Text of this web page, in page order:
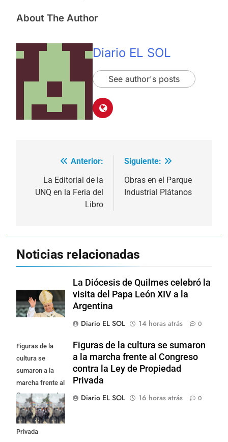
About The Author
Diario EL SOL
See author's posts
Navegación
entradas
Anterior:
La Editorial de la
UNQ en la Feria del
Libro
Siguiente:
Obras en el Parque
Industrial Plátanos
Noticias relacionadas
La Diócesis de Quilmes celebró la
visita del Papa León XIV a la
Argentina
Diario EL SOL
14 horas atrás 0
Figuras de la
cultura se
sumaron a la
marcha frente al
Congreso contra
la Ley de
Propiedad
Privada
Figuras de la cultura se sumaron
a la marcha frente al Congreso
contra la Ley de Propiedad
Privada
Diario EL SOL
16 horas atrás 0